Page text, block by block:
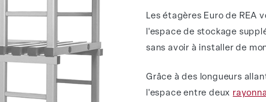
Les étagères Euro de
l'espace de stockage
sans avoir à installer de
Grâce à des longueurs
l'espace entre deux